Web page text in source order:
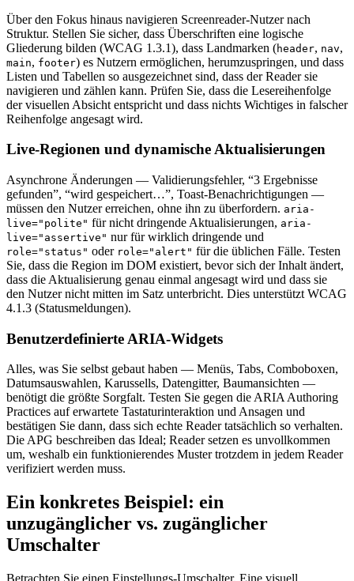
Über den Fokus hinaus navigieren Screenreader-Nutzer nach
Struktur. Stellen Sie sicher, dass Überschriften eine logische
Gliederung bilden (WCAG 1.3.1), dass Landmarken (header, nav,
main, footer) es Nutzern ermöglichen, herumzuspringen, und dass
Listen und Tabellen so ausgezeichnet sind, dass der Reader sie
navigieren und zählen kann. Prüfen Sie, dass die Lesereihenfolge
der visuellen Absicht entspricht und dass nichts Wichtiges in falscher
Reihenfolge angesagt wird.
Live-Regionen und dynamische Aktualisierungen
Asynchrone Änderungen — Validierungsfehler, “3 Ergebnisse
gefunden”, “wird gespeichert…”, Toast-Benachrichtigungen —
müssen den Nutzer erreichen, ohne ihn zu überfordern. aria-
live="polite" für nicht dringende Aktualisierungen, aria-
live="assertive" nur für wirklich dringende und
role="status" oder role="alert" für die üblichen Fälle. Testen
Sie, dass die Region im DOM existiert, bevor sich der Inhalt ändert,
dass die Aktualisierung genau einmal angesagt wird und dass sie
den Nutzer nicht mitten im Satz unterbricht. Dies unterstützt WCAG
4.1.3 (Statusmeldungen).
Benutzerdefinierte ARIA-Widgets
Alles, was Sie selbst gebaut haben — Menüs, Tabs, Comboboxen,
Datumsauswahlen, Karussells, Datengitter, Baumansichten —
benötigt die größte Sorgfalt. Testen Sie gegen die ARIA Authoring
Practices auf erwartete Tastaturinteraktion und Ansagen und
bestätigen Sie dann, dass sich echte Reader tatsächlich so verhalten.
Die APG beschreiben das Ideal; Reader setzen es unvollkommen
um, weshalb ein funktionierendes Muster trotzdem in jedem Reader
verifiziert werden muss.
Ein konkretes Beispiel: ein
unzugänglicher vs. zugänglicher
Umschalter